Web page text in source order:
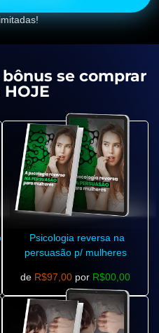
se comprar
Psicologia reversa na
persuasão p/ mulheres
de R$97,00 por R$00,00